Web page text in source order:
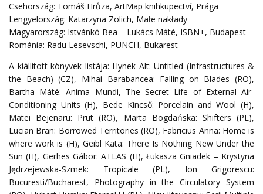
Csehország: Tomáš Hrůza, ArtMap knihkupectví, Prága
Lengyelország: Katarzyna Zolich, Małe nakłady
Magyarország: Istvánkó Bea – Lukács Máté, ISBN+, Budapest
Románia: Radu Lesevschi, PUNCH, Bukarest
A kiállított könyvek listája: Hynek Alt: Untitled (Infrastructures &
the Beach) (CZ), Mihai Barabancea: Falling on Blades (RO),
Bartha Máté: Anima Mundi, The Secret Life of External Air-
Conditioning Units (H), Bede Kincső: Porcelain and Wool (H),
Matei Bejenaru: Prut (RO), Marta Bogdańska: Shifters (PL),
Lucian Bran: Borrowed Territories (RO), Fabricius Anna: Home is
where work is (H), Geibl Kata: There Is Nothing New Under the
Sun (H), Gerhes Gábor: ATLAS (H), Łukasza Gniadek – Krystyna
Jędrzejewska-Szmek: Tropicale (PL), Ion Grigorescu:
Bucuresti/Bucharest, Photography in the Circulatory System